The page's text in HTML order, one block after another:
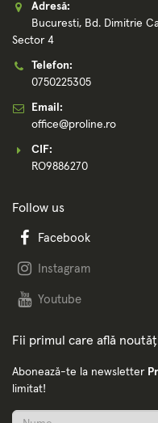
Adresă:
Bucuresti, Bd. Dimitrie
Sector 4
Telefon:
0750225305
Email:
office@proline.ro
CIF:
RO9886270
Follow us
Facebook
Instagram
Youtube
Fii primul care află
Abonează-te la newsletter
limitat!